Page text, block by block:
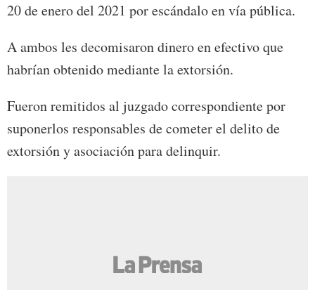
20 de enero del 2021 por escándalo en vía pública.
A ambos les decomisaron dinero en efectivo que
habrían obtenido mediante la extorsión.
Fueron remitidos al juzgado correspondiente por
suponerlos responsables de cometer el delito de
extorsión y asociación para delinquir.